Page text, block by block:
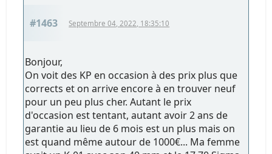
#1463 Septembre 04, 2022, 18:35:10
Bonjour,
On voit des KP en occasion à des prix plus que
corrects et on arrive encore à en trouver neuf
pour un peu plus cher. Autant le prix
d'occasion est tentant, autant avoir 2 ans de
garantie au lieu de 6 mois est un plus mais on
est quand même autour de 1000€... Ma femme